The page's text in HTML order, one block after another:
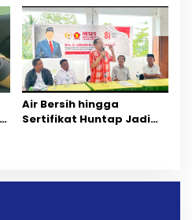
Pelelangan Kini
Penarikan Kendaraan
Dipersoalkan ‎
Air Bersih hingga
Sertifikat Huntap Jadi